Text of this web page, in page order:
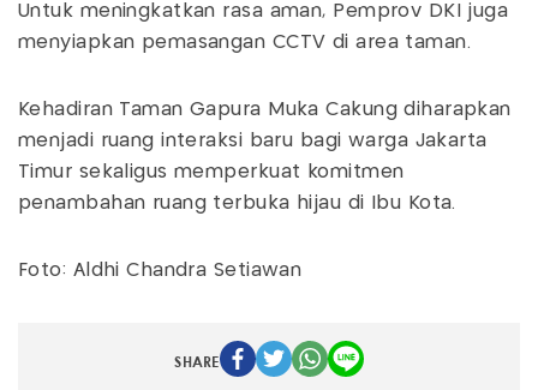
Untuk meningkatkan rasa aman, Pemprov DKI juga
menyiapkan pemasangan CCTV di area taman.
Kehadiran Taman Gapura Muka Cakung diharapkan
menjadi ruang interaksi baru bagi warga Jakarta
Timur sekaligus memperkuat komitmen
penambahan ruang terbuka hijau di Ibu Kota.
Foto: Aldhi Chandra Setiawan
SHARE